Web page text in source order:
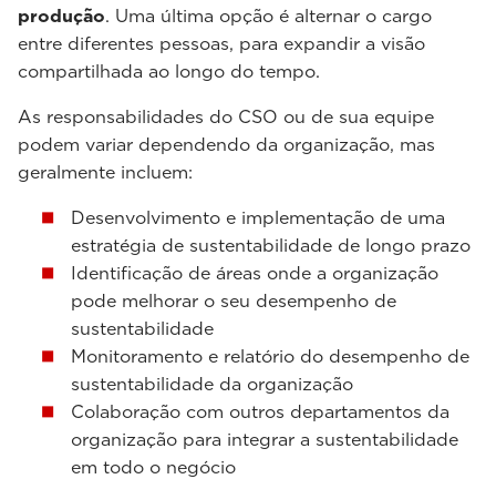
produção. Uma última opção é alternar o cargo
entre diferentes pessoas, para expandir a visão
compartilhada ao longo do tempo.
As responsabilidades do CSO ou de sua equipe
podem variar dependendo da organização, mas
geralmente incluem:
Desenvolvimento e implementação de uma
estratégia de sustentabilidade de longo prazo
Identificação de áreas onde a organização
pode melhorar o seu desempenho de
sustentabilidade
Monitoramento e relatório do desempenho de
sustentabilidade da organização
Colaboração com outros departamentos da
organização para integrar a sustentabilidade
em todo o negócio